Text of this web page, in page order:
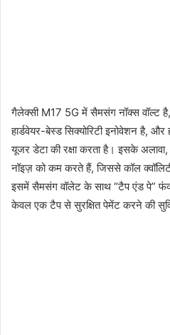
गैलेक्सी M17 5G में सैमसंग नॉक्स वॉल्ट
हार्डवेयर-बेस्ड सिक्योरिटी इनोवेशन है,
यूजर डेटा की रक्षा करता है। इसके
नॉइज़ को कम करते हैं, जिससे कॉल
इसमें सैमसंग वॉलेट के साथ “टैप एंड पे”
केवल एक टैप से सुरक्षित पेमेंट करने की